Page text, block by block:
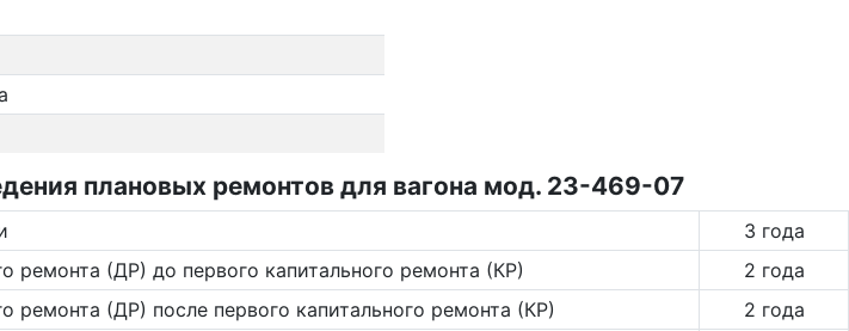
плановых ремонтов для вагона мод. 23-469-07
3 года
ремонта (ДР) до первого капитального ремонта (КР)
2 года
ремонта (ДР) после первого капитального ремонта (КР)
2 года